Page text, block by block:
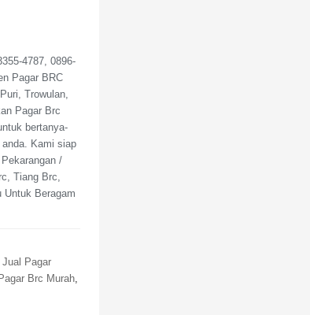
4787, 0896-
Pagar BRC
Trowulan,
Pagar Brc
bertanya-
Kami siap
/
Tiang Brc,
Untuk Beragam
Jual Pagar
Pagar Brc Murah